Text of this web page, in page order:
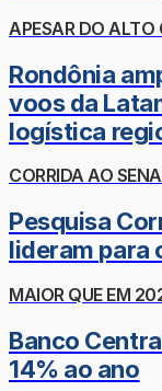
APESAR DO ALTO
Rondônia
voos da
logística
CORRIDA AO
Pesquisa
lideram para
MAIOR QUE EM
Banco
14% ao ano